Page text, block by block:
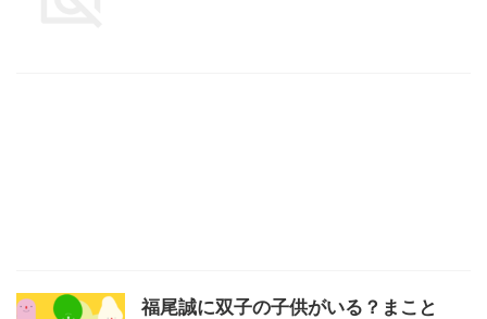
福尾誠に双子の子供がいる？まこと